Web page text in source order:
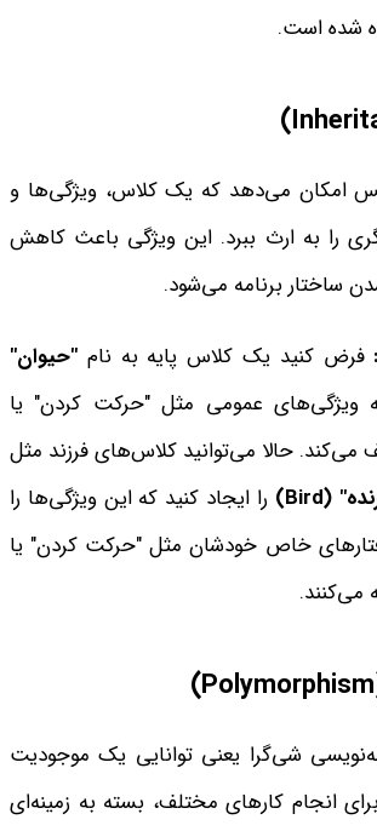
شده است.
امکان می‌دهد که یک کلاس، ویژگی‌ها و
را به ارث ببرد. این ویژگی باعث کاهش
ساختار برنامه می‌شود.
: فرض کنید یک کلاس پایه به نام "حیوان"
ویژگی‌های عمومی مثل "حرکت کردن" یا
می‌کند. حالا می‌توانید کلاس‌های فرزند مثل
" (Bird)
را ایجاد کنید که این ویژگی‌ها را
خاص خودشان مثل "حرکت کردن" یا
می‌کنند.
شی‌گرا یعنی توانایی یک موجودیت
انجام کارهای مختلف، بسته به زمینه‌ای